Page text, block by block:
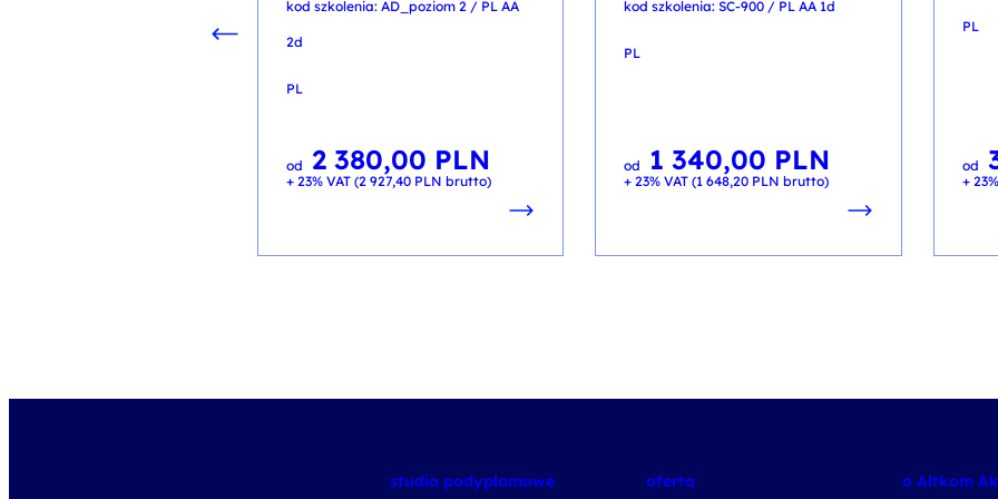
kod szkolenia: AD_poziom 2 / PL AA
2d
PL
od 2 380,00 PLN
+ 23% VAT (2 927,40 PLN brutto)
kod szkolenia: SC-900 / PL AA 1d
PL
od 1 340,00 PLN
+ 23% VAT (1 648,20 PLN brutto)
PL
od
+
studia podyplomowe oferta o Altkom